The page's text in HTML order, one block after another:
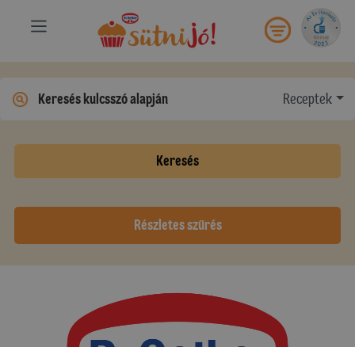
Receptek
Keresés
Részletes szűrés